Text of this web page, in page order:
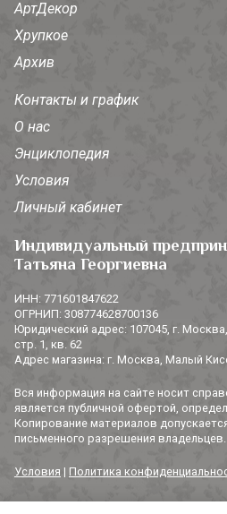
АртДекор
Хрупкое
Архив
Контакты и график
О нас
Энциклопедия
Условия
Личный кабинет
Индивидуальный
Татьяна Георгиевна
ИНН: 771601847622
ОГРНИП: 308774628700136
Юридический адрес: 107045, г.
стр. 1, кв. 62
Адрес магазина: г. Москва, Малый
Вся информация на сайте носит
является публичной офертой,
Копирование материалов
письменного разрешения владельцев.
Условия | Политика